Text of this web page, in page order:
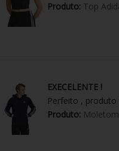
Produto: Top
EXECELENTE !
Perfeito ,
Produto: